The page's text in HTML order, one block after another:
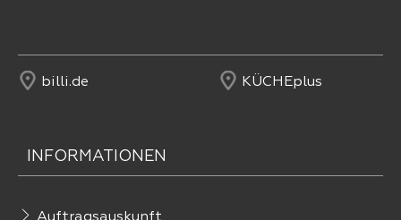
billi.de KÜCHEplus
INFORMATIONEN